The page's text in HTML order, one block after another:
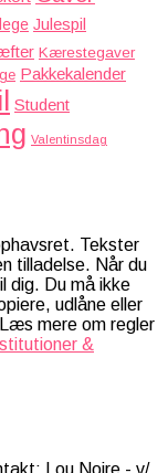
Julespil
Kærestegaver
Pakkekalender
Student
Valentinsdag
Tekster
tilladelse. Når du
dig. Du må ikke
udlåne eller
mere om regler
&